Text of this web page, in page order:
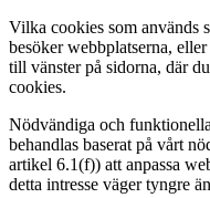
Vilka cookies som används
besöker webbplatserna,
till vänster på sidorna, där
cookies.
Nödvändiga och
behandlas baserat på vårt
artikel 6.1(f)) att anpassa
detta intresse väger tyngre